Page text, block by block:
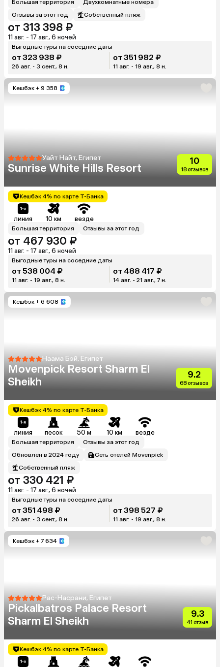
Большая территория
Двухкомнатные номера
Отзывы за этот год
Собственный пляж
от 313 398 ₽
11 авг. - 17 авг., 6 ночей
Выгодные туры на соседние даты
от 323 938 ₽
26 авг. - 3 сент., 8 н.
от 351 982 ₽
11 авг. - 19 авг., 8 н.
Кешбэк + 9 358
Уайт Найт, Египет
Sunrise White Hills Resort
10
18 отзывов
Кешбэк 4% по карте Т-Банка
линия 10 км везде
Большая территория Отзывы за этот год
от 467 930 ₽
11 авг. - 17 авг., 6 ночей
Выгодные туры на соседние даты
от 538 004 ₽
11 авг. - 19 авг., 8 н.
от 488 417 ₽
14 авг. - 21 авг., 7 н.
Кешбэк + 6 608
Наама Бэй, Египет
Movenpick Resort Sharm El
Sheikh
9.2
68 отзывов
Кешбэк 4% по карте Т-Банка
линия песок 50 м 10 км везде
Большая территория
Отзывы за этот год
Обновлен в 2024 году
Сеть отелей Movenpick
Собственный пляж
от 330 421 ₽
11 авг. - 17 авг., 6 ночей
Выгодные туры на соседние даты
от 351 498 ₽
26 авг. - 3 сент., 8 н.
от 398 527 ₽
11 авг. - 19 авг., 8 н.
Кешбэк + 7 634
Рас-Насрани, Египет
Pickalbatros Palace Resort
Sharm El Sheikh
9.3
41 отзыв
Кешбэк 4% по карте Т-Банка